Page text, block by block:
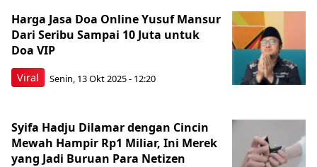
Viral
Harga Jasa Doa Online Yusuf Mansur
Dari Seribu Sampai 10 Juta untuk
Doa VIP
Senin, 13 Okt 2025 - 12:20
Syifa Hadju Dilamar dengan Cincin
Mewah Hampir Rp1 Miliar, Ini Merek
yang Jadi Buruan Para Netizen